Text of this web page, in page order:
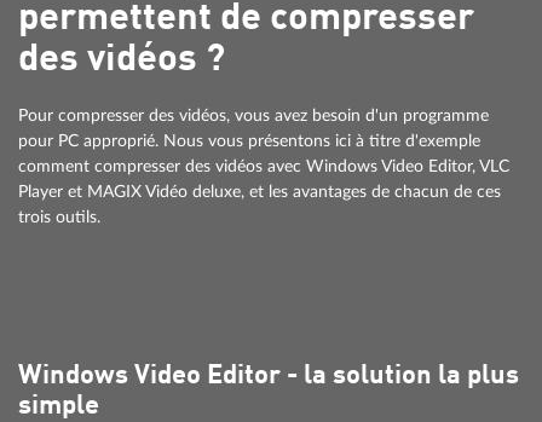
permettent de compresser
des vidéos ?
Pour compresser des vidéos, vous avez besoin d'un programme
pour PC approprié. Nous vous présentons ici à titre d'exemple
comment compresser des vidéos avec Windows Video Editor, VLC
Player et MAGIX Vidéo deluxe, et les avantages de chacun de ces
trois outils.
Windows Video Editor - la solution la plus
simple